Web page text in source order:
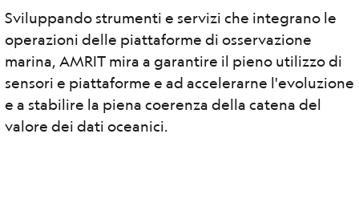
Sviluppando strumenti e servizi che integrano le
operazioni delle piattaforme di osservazione
marina, AMRIT mira a garantire il pieno utilizzo di
sensori e piattaforme e ad accelerarne l'evoluzione
e a stabilire la piena coerenza della catena del
valore dei dati oceanici.